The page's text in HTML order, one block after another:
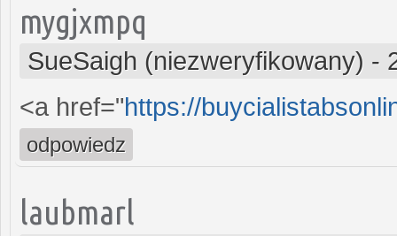
mygjxmpq
SueSaigh (niezweryfikowany) -
<a href="https://
odpowiedz
laubmarl